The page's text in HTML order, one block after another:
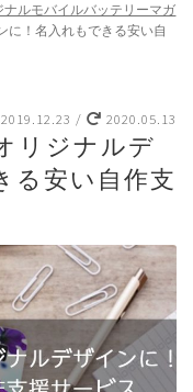
ナルモバイルバッテリーマガ
に！名入れもできる安い自
2019.12.23 / 2020.05.13
リジナルデ
る安い自作支